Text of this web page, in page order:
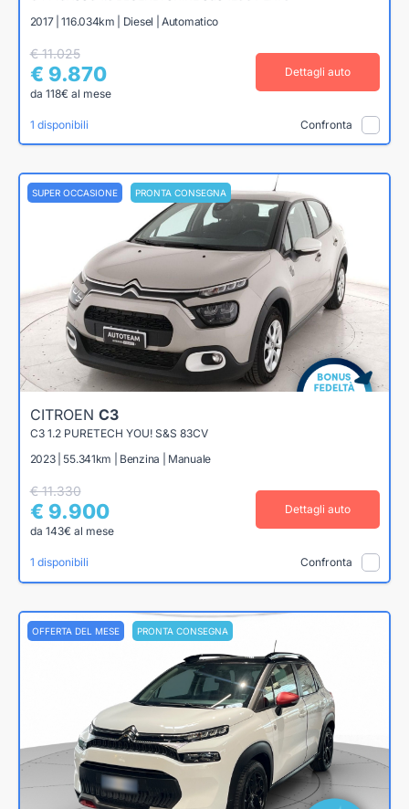
2017 | 116.034km | Diesel | Automatico
€ 11.025
€ 9.870
da 118€ al mese
Dettagli auto
1 disponibili Confronta
SUPER OCCASIONE PRONTA CONSEGNA
CITROEN C3
C3 1.2 PURETECH YOU! S&S 83CV
2023 | 55.341km | Benzina | Manuale
€ 11.330
€ 9.900
da 143€ al mese
Dettagli auto
1 disponibili Confronta
OFFERTA DEL MESE PRONTA CONSEGNA